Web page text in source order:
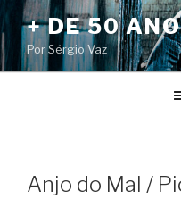
Pular
para
o
conteúdo
+ DE 50
Por Sérgio Vaz
Anjo do Mal /